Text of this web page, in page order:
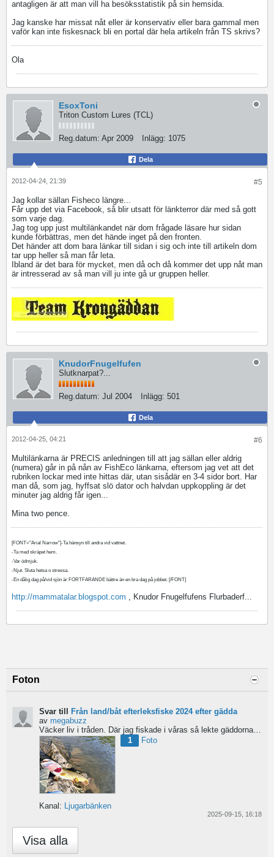
antagligen är att man vill ha besöksstatistik på sin hemsida.
Jag kanske har missat nåt eller är konservativ eller bara gammal men
vaför kan inte fiskesnack bli en portal där hela artikeln från TS skrivs?
Ola
EsoxToni
Triton Custom Lures (TCL)
Reg.datum: Apr 2009 Inlägg: 1075
Dela
#5
2012-04-24, 21:39
Jag kollar sällan Fisheco längre...
Får upp det via Facebook, så blir utsatt för länkterror där med så gott
som varje dag.
Jag tog upp just multilänkandet när dom frågade läsare hur sidan
kunde förbättras, men det hände inget på den fronten.
Det händer att dom bara länkar till sidan i sig och inte till artikeln dom
tar upp heller så man får leta.
Ibland är det bara för mycket, men då och då kommer det upp nåt man
är intresserad av så man vill ju inte gå ur gruppen heller.
KnudorFnugelfufen
Slutknarpat?...
Reg.datum: Jul 2004 Inlägg: 501
Dela
#6
2012-04-25, 04:21
Multilänkarna är PRECIS anledningen till att jag sällan eller aldrig
(numera) går in på nån av FishEco länkarna, eftersom jag vet att det
rubriken lockar med inte hittas där, utan sisådär en 3-4 sidor bort. Har
man då, som jag, hyffsat slö dator och halvdan uppkoppling är det
minuter jag aldrig får igen...
Mina two pence.
[FONT="Arial Narrow"]-Ta hänsyn till andra vid vattnet.
-Ta med skräpet hem.
-Var ödmjuk.
-Njut. Sluta hetsa o stressa.
-En dålig dag på/vid sjön är FORTFARANDE bättre än en bra dag på jobbet. [/FONT]
http://mammatalar.blogspot.com , Knudor Fnugelfufens Flurbaderf...
Foton
Svar till
Från land/båt efterleksfiske 2024 efter gädda
av megabuzz
Väcker liv i tråden. Där jag fiskade i våras så lekte gäddorna från början av mars hela vägen in i juni...
1
Foto
Kanal: Ljugarbänken
2025-09-15, 16:18
Visa alla